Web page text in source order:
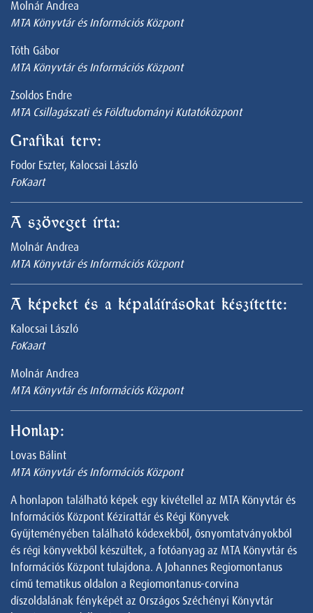
Molnár Andrea
MTA Könyvtár és Információs Központ
Tóth Gábor
MTA Könyvtár és Információs Központ
Zsoldos Endre
MTA Csillagászati és Földtudományi Kutatóközpont
Grafikai terv:
Fodor Eszter, Kalocsai László
FoKaart
A szöveget írta:
Molnár Andrea
MTA Könyvtár és Információs Központ
A képeket és a képaláírásokat készítette:
Kalocsai László
FoKaart
Molnár Andrea
MTA Könyvtár és Információs Központ
Honlap:
Lovas Bálint
MTA Könyvtár és Információs Központ
A honlapon található képek egy kivétellel az MTA Könyvtár és
Információs Központ Kézirattár és Régi Könyvek
Gyűjteményében található kódexekből, ősnyomtatványokból
és régi könyvekből készültek, a fotóanyag az MTA Könyvtár és
Információs Központ tulajdona. A Johannes Regiomontanus
című tematikus oldalon a Regiomontanus-corvina
díszoldalának fényképét az Országos Széchényi Könyvtár